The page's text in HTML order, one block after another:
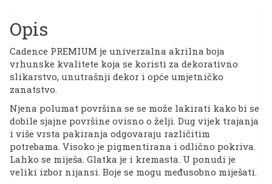
količina
Opis
Cadence PREMIUM je univerzalna akrilna boja
vrhunske kvalitete koja se koristi za dekorativno
slikarstvo, unutrašnji dekor i opće umjetničko
zanatstvo.
Njena polumat površina se se može lakirati kako bi se
dobile sjajne površine ovisno o želji. Dug vijek trajanja
i više vrsta pakiranja odgovaraju različitim
potrebama. Visoko je pigmentirana i odlično pokriva.
Lahko se miješa. Glatka je i kremasta. U ponudi je
veliki izbor nijansi. Boje se mogu međusobno miješati.